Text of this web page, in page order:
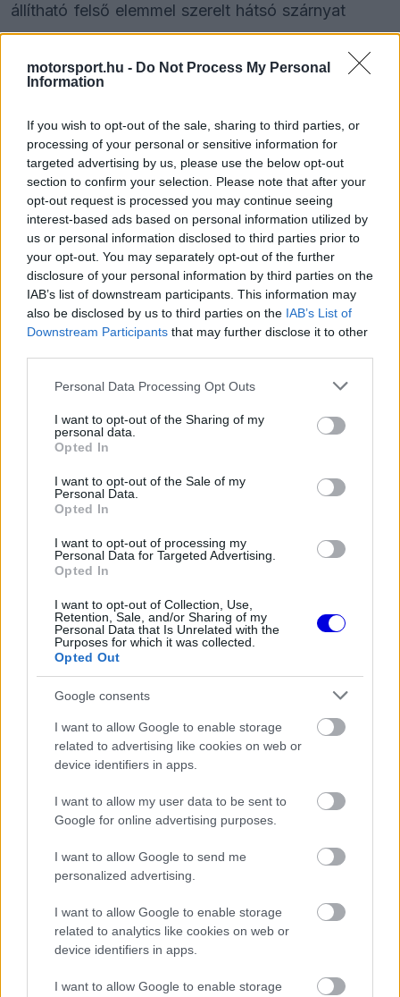
motorsport.hu - Do Not Process My Personal
Information
If you wish to opt-out of the sale, sharing to third parties, or
processing of your personal or sensitive information for
targeted advertising by us, please use the below opt-out
section to confirm your selection. Please note that after your
opt-out request is processed you may continue seeing
interest-based ads based on personal information utilized by
us or personal information disclosed to third parties prior to
your opt-out. You may separately opt-out of the further
disclosure of your personal information by third parties on the
IAB’s list of downstream participants. This information may
also be disclosed by us to third parties on the IAB’s List of
Downstream Participants that may further disclose it to other
Please note that this website/app uses one or more Google
not limited to your visit or usage behaviour. You may click to
grant or deny consent to Google and its third-party tags to
use your data for below specified purposes in below Google
consent section.
Personal Data Processing Opt Outs
I want to opt-out of the Sharing of my
personal data.
Opted In
I want to opt-out of the Sale of my
Personal Data.
Opted In
I want to opt-out of processing my
Personal Data for Targeted Advertising.
Opted In
I want to opt-out of Collection, Use,
Retention, Sale, and/or Sharing of my
Personal Data that Is Unrelated with the
Purposes for which it was collected.
Opted Out
Google consents
I want to allow Google to enable storage
related to advertising like cookies on web or
device identifiers in apps.
I want to allow my user data to be sent to
Google for online advertising purposes.
I want to allow Google to send me
personalized advertising.
I want to allow Google to enable storage
related to analytics like cookies on web or
device identifiers in apps.
I want to allow Google to enable storage
állítható felső elemmel szerelt hátsó szárnyat
vetett be, amely új mozgástartományt kínál a
beállításoknál. A megoldás nem maradt válasz
saját változatával, amelyet az RB22 átfogó
fejlesztési csomagjának részeként mutattak be.
Player
loading.
This
is
a
modal
The media could not be loaded, either because
the server or network failed or because the format
is not supported.
McLareneközben kivárt, bár Miamiban jelentős
módosította az oldaldobozokat, átdolgozta az
ám a hátsó szárny akkor még nem változott. A
montreali versenyre időzített második fejlesztési
hullámban azonban már kulcsszerepet kaphat a
Ferrari-féle koncepcióra épülő új elem.
EZEKET IS AJÁNLJUK
FORMA-1
Hamilton állhat a Ferrari látványos
FORMA-1
Súlyos eurómilliókért hallgat a Red
FORMA-1